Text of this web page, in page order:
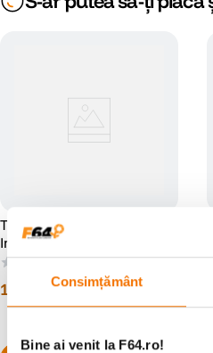
Consimțământ
Bine ai venit la F64.ro!
Tilta Seamless Focus Gear
Inel Obiectiv 75mm la 77mm
(0)
12